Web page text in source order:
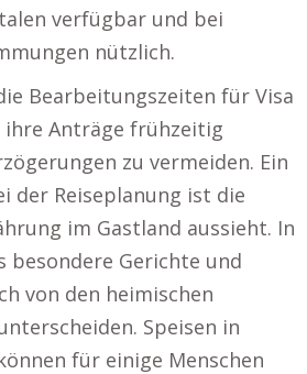
verfügbar und bei
nützlich.
Bearbeitungszeiten für Visa
Anträge frühzeitig
zu vermeiden. Ein
der Reiseplanung ist die
im Gastland aussieht. In
besondere Gerichte und
von den heimischen
Speisen in
für einige Menschen